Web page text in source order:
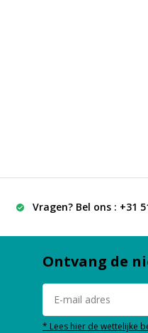
Vragen? Bel ons : +31
Ontvang de
* Lees hier de wettelijke